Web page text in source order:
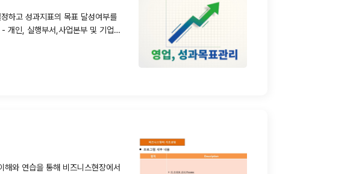
성여부를
개인, 실행부서,사업본부 및 기업
해 비즈니스현장에서